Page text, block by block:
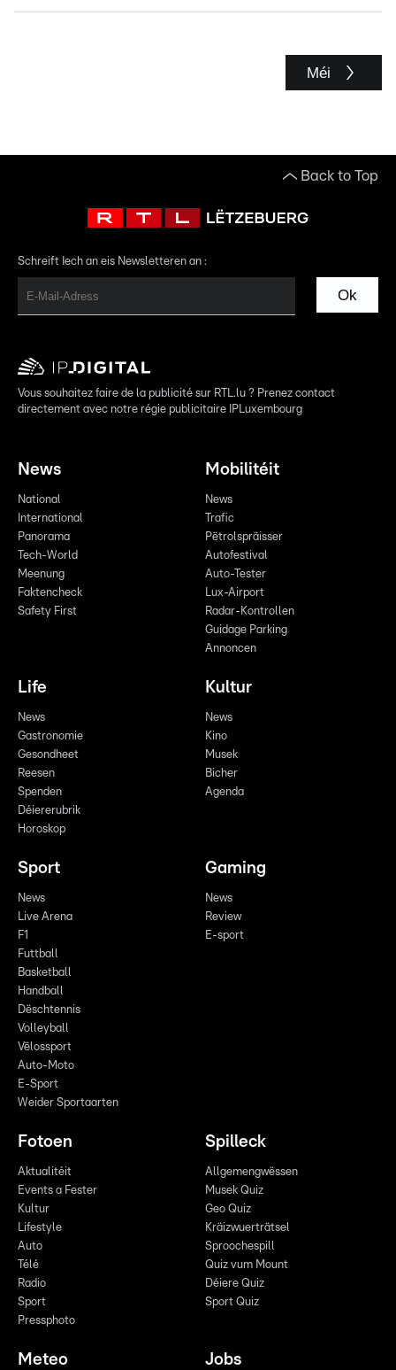
Méi
Back to Top
Schreift Iech an eis Newsletteren an :
Ok
Vous souhaitez faire de la publicité sur RTL.lu ? Prenez contact
directement avec notre régie publicitaire IPLuxembourg
News
National
International
Panorama
Tech-World
Meenung
Faktencheck
Safety First
Mobilitéit
News
Trafic
Pëtrolspräisser
Autofestival
Auto-Tester
Lux-Airport
Radar-Kontrollen
Guidage Parking
Annoncen
Life
News
Gastronomie
Gesondheet
Reesen
Spenden
Déiererubrik
Horoskop
Kultur
News
Kino
Musek
Bicher
Agenda
Sport
News
Live Arena
F1
Futtball
Basketball
Handball
Dëschtennis
Volleyball
Vëlossport
Auto-Moto
E-Sport
Weider Sportaarten
Gaming
News
Review
E-sport
Fotoen
Aktualitéit
Events a Fester
Kultur
Lifestyle
Auto
Télé
Radio
Sport
Pressphoto
Spilleck
Allgemengwëssen
Musek Quiz
Geo Quiz
Kräizwuerträtsel
Sproochespill
Quiz vum Mount
Déiere Quiz
Sport Quiz
Meteo Jobs